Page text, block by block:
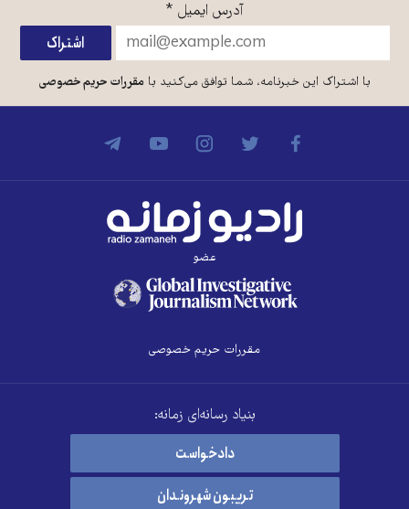
آدرس ایمیل *
با اشتراک این خبرنامه، شما توافق می‌کنید بامقررات حریم خصوصی
عضو
مقررات حریم خصوصی
بنیاد رسانه‌ای زمانه:
دادخواست
تریبون شهروندان